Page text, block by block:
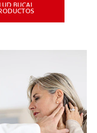
DE PRODUCTOS
PARA PROFESIONALES
PROMOCIONES
BUCAL